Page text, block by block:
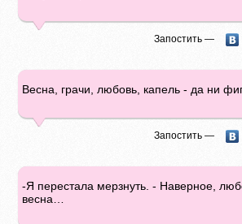
Запостить —
Весна, грачи, любовь, капель - да ни
Запостить —
-Я перестала мерзнуть. - Наверное,
весна…